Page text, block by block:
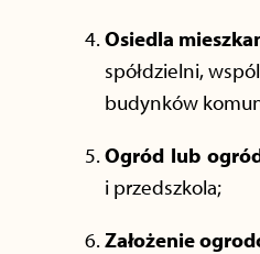
Osiedla
spółdzielni,
budynków
Ogród lub
i przedszkola;
Założenie